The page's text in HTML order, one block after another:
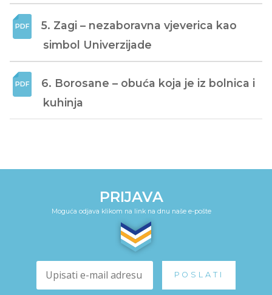
5. Zagi – nezaboravna vjeverica kao
simbol Univerzijade
6. Borosane – obuća koja je iz bolnica i
kuhinja
PRIJAVA
Moguća odjava klikom na link na dnu naše e-pošte